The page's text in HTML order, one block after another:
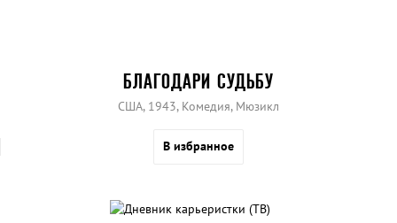
БЛАГОДАРИ СУДЬБУ
США, 1943, Комедия, Мюзикл
В избранное